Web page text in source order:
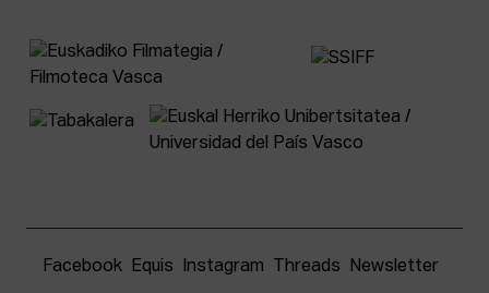
Facebook Equis Instagram Threads Newsletter